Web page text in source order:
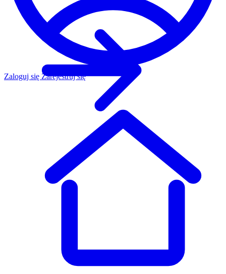
Zaloguj się Zarejestruj się